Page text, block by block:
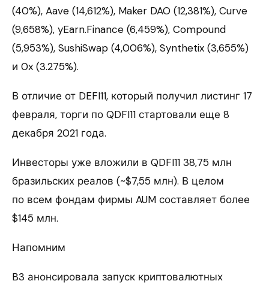
(40%), Aave (14,612%), Maker DAO (12,381%), Curve
(9,658%), yEarn.Finance (6,459%), Compound
(5,953%), SushiSwap (4,006%), Synthetix (3,655%)
и 0x (3.275%).
В отличие от DEFI11, который получил листинг 17
февраля, торги по QDFI11 стартовали еще 8
декабря 2021 года.
Инвесторы уже вложили в QDFI11 38,75 млн
бразильских реалов (~$7,55 млн). В целом
по всем фондам фирмы AUM составляет более
$145 млн.
Напомним
B3 анонсировала запуск криптовалютных